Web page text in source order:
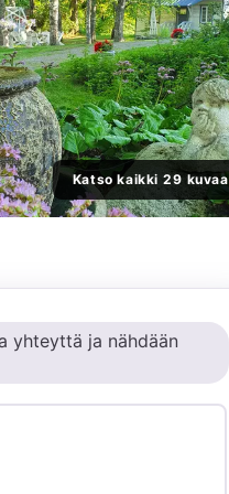
Katso kaikki ⁨29⁩ kuvaa
yhteyttä ja nähdään